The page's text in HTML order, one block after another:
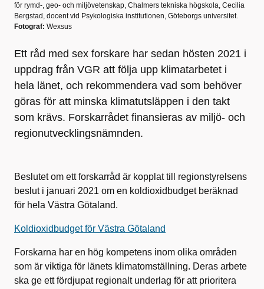
för rymd-, geo- och miljövetenskap, Chalmers tekniska högskola, Cecilia
Bergstad, docent vid Psykologiska institutionen, Göteborgs universitet.
Fotograf: Wexsus
Ett råd med sex forskare har sedan hösten 2021 i
uppdrag från VGR att följa upp klimatarbetet i
hela länet, och rekommendera vad som behöver
göras för att minska klimatutsläppen i den takt
som krävs. Forskarrådet finansieras av miljö- och
regionutvecklingsnämnden.
Beslutet om ett forskarråd är kopplat till regionstyrelsens
beslut i januari 2021 om en koldioxidbudget beräknad
för hela Västra Götaland.
Koldioxidbudget för Västra Götaland
Forskarna har en hög kompetens inom olika områden
som är viktiga för länets klimatomställning. Deras arbete
ska ge ett fördjupat regionalt underlag för att prioritera